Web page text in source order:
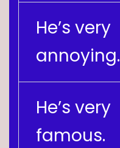
He’s very
annoying.
He’s very
famous.